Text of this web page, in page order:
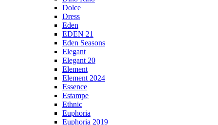
Dolce
Dress
Eden
EDEN 21
Eden Seasons
Elegant
Elegant 20
Element
Element 2024
Essence
Estampe
Ethnic
Euphoria
Euphoria 2019